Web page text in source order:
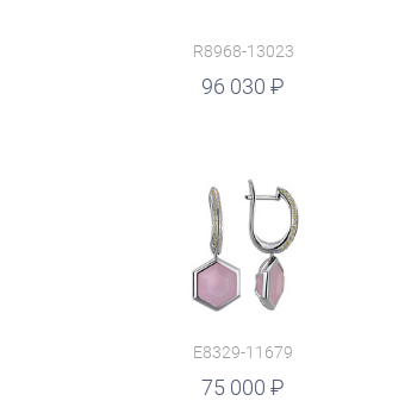
R8968-13023
96 030
руб.
E8329-11679
75 000